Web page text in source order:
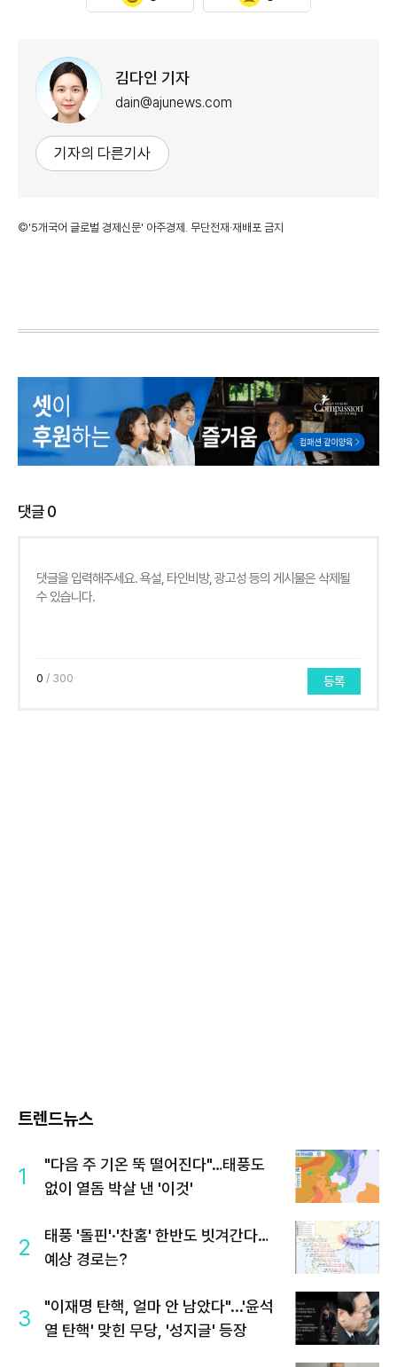
김다인 기자
dain@ajunews.com
기자의 다른기사
©'5개국어 글로벌 경제신문' 아주경제. 무단전재·재배포 금지
댓글0
0 / 300 등록
트렌드뉴스
1
"다음 주 기온 뚝 떨어진다"…태풍도
없이 열돔 박살 낸 '이것'
2
태풍 '돌핀'·'찬홈' 한반도 빗겨간다…
예상 경로는?
3
"이재명 탄핵, 얼마 안 남았다"...'윤석
열 탄핵' 맞힌 무당, '성지글' 등장